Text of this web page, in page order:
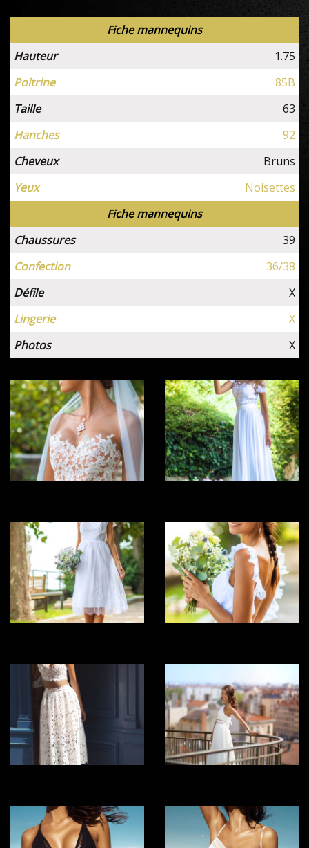
Fiche mannequins
Hauteur
1.75
Poitrine
85B
Taille
63
Hanches
92
Cheveux
Bruns
Yeux
Noisettes
Fiche mannequins
Chaussures
39
Confection
36/38
Défile
X
Lingerie
X
Photos
X